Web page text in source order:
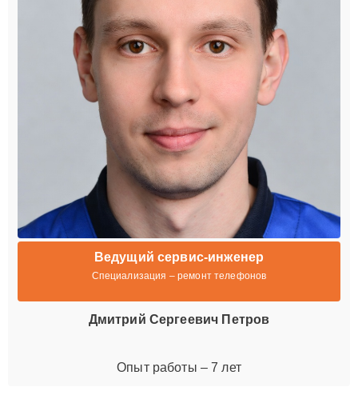
Ведущий сервис-инженер
Специализация – ремонт телефонов
Дмитрий Сергеевич Петров
Опыт работы – 7 лет